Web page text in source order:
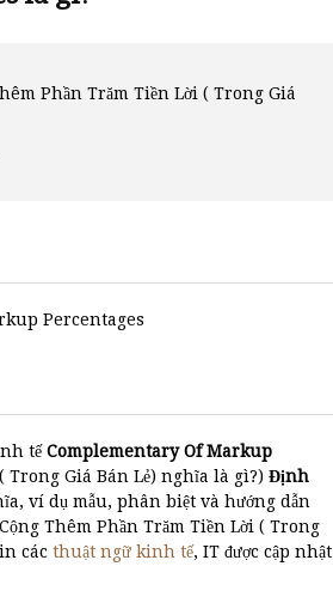
Phần Trăm Tiền Lời ( Trong Giá
Percentages
tếComplementary Of Markup
Trong Giá Bán Lẻ) nghĩa là gì?) Định
ví dụ mẫu, phân biệt và hướng dẫn
Thêm Phần Trăm Tiền Lời ( Trong
các thuật ngữ kinh tế, IT được cập nhật